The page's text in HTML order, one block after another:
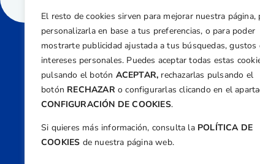
El resto de cookies sirven para mejorar nuestra página,
personalizarla en base a tus preferencias, o para poder
mostrarte publicidad ajustada a tus búsquedas, gustos
intereses personales. Puedes aceptar todas estas
pulsando el botón ACEPTAR, rechazarlas pulsando el
botón RECHAZARo configurarlas clicando en el
CONFIGURACIÓN DE COOKIES.
Si quieres más información, consulta la POLÍTICA DE
COOKIES de nuestra página web.